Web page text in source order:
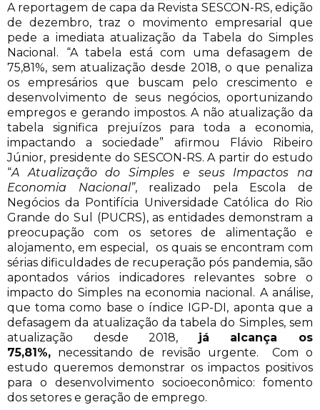
A reportagem de capa da Revista SESCON-RS, edição
de dezembro, traz o movimento empresarial que
pede a imediata atualização da Tabela do Simples
Nacional. “A tabela está com uma defasagem de
75,81%, sem atualização desde 2018, o que penaliza
os empresários que buscam pelo crescimento e
desenvolvimento de seus negócios, oportunizando
empregos e gerando impostos. A não atualização da
tabela significa prejuízos para toda a economia,
impactando a sociedade” afirmou Flávio Ribeiro
Júnior, presidente do SESCON-RS. A partir do estudo
“A Atualização do Simples e seus Impactos na
Economia Nacional”, realizado pela Escola de
Negócios da Pontifícia Universidade Católica do Rio
Grande do Sul (PUCRS), as entidades demonstram a
preocupação com os setores de alimentação e
alojamento, em especial, os quais se encontram com
sérias dificuldades de recuperação pós pandemia, são
apontados vários indicadores relevantes sobre o
impacto do Simples na economia nacional. A análise,
que toma como base o índice IGP-DI, aponta que a
defasagem da atualização da tabela do Simples, sem
atualização desde 2018, já alcança os
75,81%, necessitando de revisão urgente. Com o
estudo queremos demonstrar os impactos positivos
para o desenvolvimento socioeconômico: fomento
dos setores e geração de emprego.